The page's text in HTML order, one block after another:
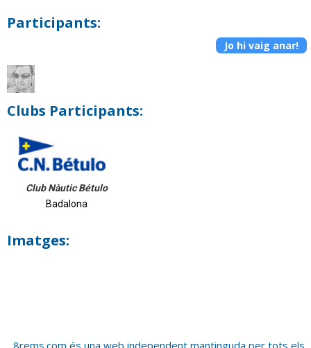
Participants:
Jo hi vaig anar!
Clubs Participants:
Club Nàutic Bétulo
Badalona
Imatges:
8rems.com és una web independent mantinguda per tots els